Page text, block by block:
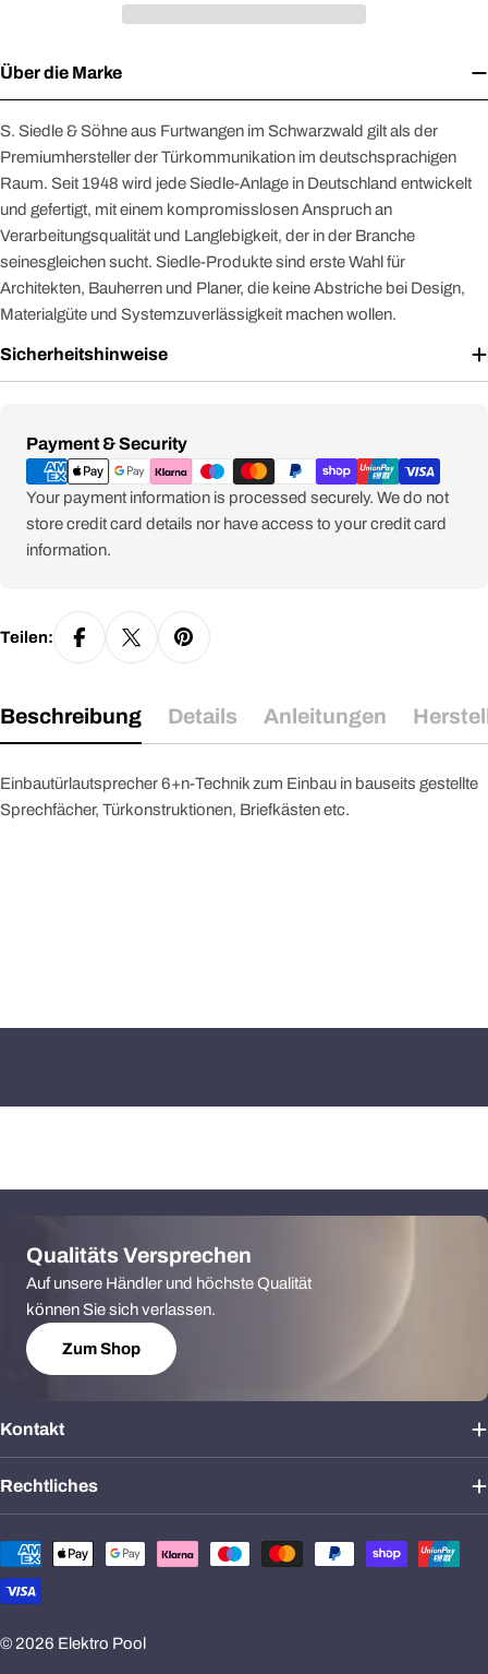
Über die Marke
S. Siedle & Söhne aus Furtwangen im Schwarzwald gilt als der
Premiumhersteller der Türkommunikation im deutschsprachigen
Raum. Seit 1948 wird jede Siedle-Anlage in Deutschland entwickelt
und gefertigt, mit einem kompromisslosen Anspruch an
Verarbeitungsqualität und Langlebigkeit, der in der Branche
seinesgleichen sucht. Siedle-Produkte sind erste Wahl für
Architekten, Bauherren und Planer, die keine Abstriche bei Design,
Materialgüte und Systemzuverlässigkeit machen wollen.
Sicherheitshinweise
Payment & Security
Zahlungsmethoden
Your payment information is processed securely. We do not
store credit card details nor have access to your credit card
information.
Teilen:
Beschreibung Details Anleitungen
Einbautürlautsprecher 6+n-Technik zum Einbau in bauseits gestellte
Sprechfächer, Türkonstruktionen, Briefkästen etc.
Qualitäts Versprechen
Auf unsere Händler und höchste Qualität
können Sie sich verlassen.
Zum Shop
Kontakt
Rechtliches
Zahlungsmethoden
© 2026 Elektro Pool